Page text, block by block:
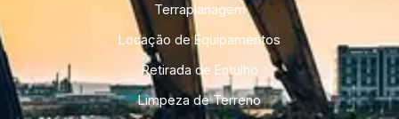
Terraplanagem
Locação de Equipamentos
Retirada de Entulho
Limpeza de Terreno